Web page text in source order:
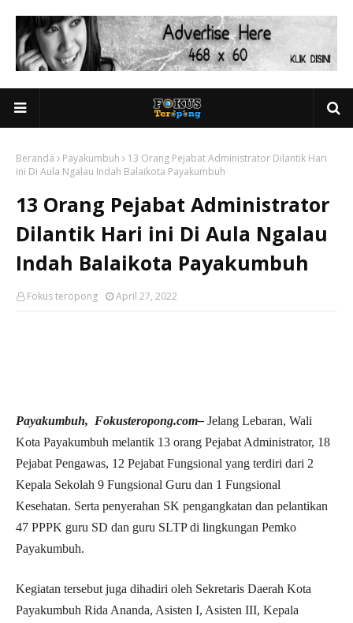
Beranda Payakumbuh
13 Orang Pejabat Administrator Dilantik Hari
ini Di Aula Ngalau Indah Balaikota Payakumbuh
13 Orang Pejabat Administrator
Dilantik Hari ini Di Aula Ngalau
Indah Balaikota Payakumbuh
Fokus teropong April 27, 2022
Payakumbuh, Fokusteropong.com– Jelang Lebaran, Wali
Kota Payakumbuh melantik 13 orang Pejabat Administrator, 18
Pejabat Pengawas, 12 Pejabat Fungsional yang terdiri dari 2
Kepala Sekolah 9 Fungsional Guru dan 1 Fungsional
Kesehatan. Serta penyerahan SK pengangkatan dan pelantikan
47 PPPK guru SD dan guru SLTP di lingkungan Pemko
Payakumbuh.
Kegiatan tersebut juga dihadiri oleh Sekretaris Daerah Kota
Payakumbuh Rida Ananda, Asisten I, Asisten III, Kepala